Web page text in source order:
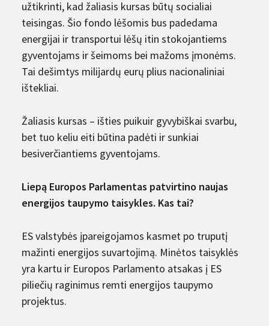
užtikrinti, kad žaliasis kursas būtų socialiai
teisingas. Šio fondo lėšomis bus padedama
energijai ir transportui lėšų itin stokojantiems
gyventojams ir šeimoms bei mažoms įmonėms.
Tai dešimtys milijardų eurų plius nacionaliniai
ištekliai.
Žaliasis kursas – išties puikuir gyvybiškai svarbu,
bet tuo keliu eiti būtina padėti ir sunkiai
besiverčiantiems gyventojams.
Liepą Europos Parlamentas patvirtino naujas
energijos taupymo taisykles. Kas tai?
ES valstybės įpareigojamos kasmet po truputį
mažinti energijos suvartojimą. Minėtos taisyklės
yra kartu ir Europos Parlamento atsakas į ES
piliečių raginimus remti energijos taupymo
projektus.